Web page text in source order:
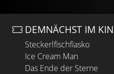
DEMNÄCHST IM
Steckerlfischfiasko
Ice Cream Man
Das Ende der Sterne